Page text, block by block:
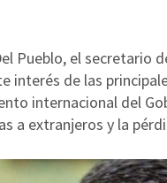
Pueblo, el secretario
interés de las
internacional del
a extranjeros y la